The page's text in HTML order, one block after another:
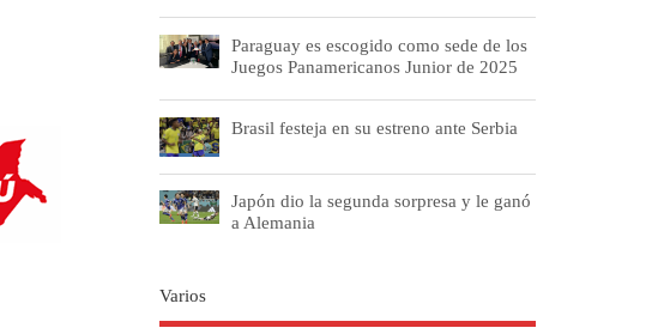
Paraguay es escogido como sede de los
Juegos Panamericanos Junior de 2025
Brasil festeja en su estreno ante Serbia
Japón dio la segunda sorpresa y le ganó
a Alemania
Varios